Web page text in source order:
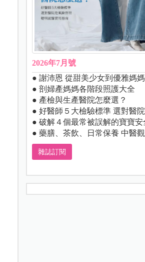
2026年7月號
● 謝沛恩 從甜美少女到優雅媽媽
● 剖婦產媽媽各階段照護大全
● 產檢與生產醫院怎麼選？
● 好醫師５大檢驗標準 選對醫
● 破解４個最常被誤解的寶寶安
● 藥膳、茶飲、日常保養 中醫
雜誌訂閱